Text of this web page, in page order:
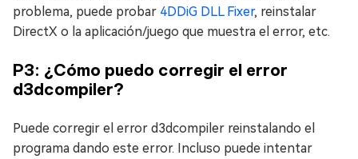
problema, puede probar 4DDiG DLL Fixer, reinstalar
DirectX o la aplicación/juego que muestra el error, etc.
P3: ¿Cómo puedo corregir el error
d3dcompiler?
Puede corregir el error d3dcompiler reinstalando el
programa dando este error. Incluso puede intentar